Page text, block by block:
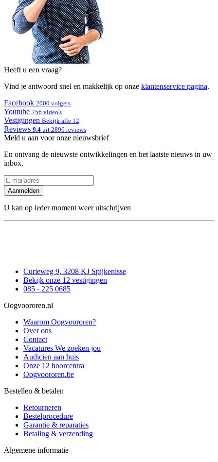
Heeft u een vraag?
Vind je antwoord snel en makkelijk op onze klantenservice pagina.
Facebook 2000 volgers
Youtube 756 video's
Vestigingen Bekijk alle 12
Reviews 9.4 uit 2896 reviews
Meld u aan voor onze nieuwsbrief
En ontvang de nieuwste ontwikkelingen en het laatste nieuws in uw
inbox.
Aanmelden
U kan op ieder moment weer uitschrijven
Curieweg 9, 3208 KJ Spijkenisse
Bekijk onze 12 vestigingen
085 - 225 0685
Oogvoororen.nl
Waarom Oogvoororen?
Over ons
Contact
Vacatures We zoeken jou
Audicien aan huis
Onze 12 hoorcentra
Oogvoororen.be
Bestellen & betalen
Retourneren
Bestelprocedure
Garantie & reparaties
Betaling & verzending
Algemene informatie